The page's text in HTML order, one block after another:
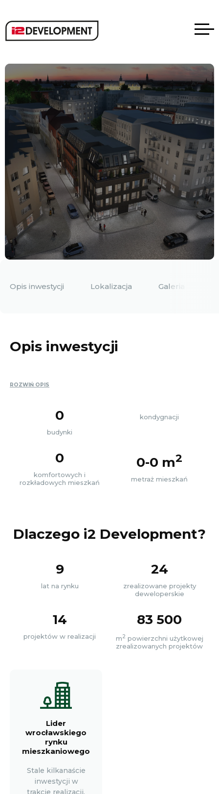
Opis inwestycji Lokalizacja Galeria
Opis inwestycji
ROZWIŃ OPIS
0
budynki
kondygnacji
0
komfortowych i
rozkładowych mieszkań
0-0 m2
metraż mieszkań
Dlaczego i2 Development?
9
lat na rynku
24
zrealizowane projekty
deweloperskie
14
projektów w realizacji
83 500
m2powierzchni użytkowej
zrealizowanych projektów
Lider
wrocławskiego
rynku
mieszkaniowego
Stale kilkanaście
inwestycji w
trakcie realizacji.